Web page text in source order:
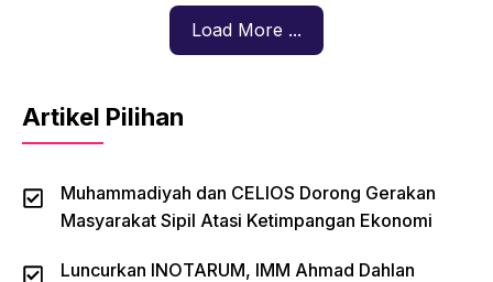
Load More ...
Artikel Pilihan
Muhammadiyah dan CELIOS Dorong Gerakan
Masyarakat Sipil Atasi Ketimpangan Ekonomi
Luncurkan INOTARUM, IMM Ahmad Dahlan